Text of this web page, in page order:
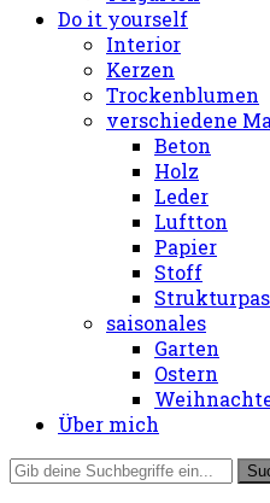
Do it yourself
Interior
Kerzen
Trockenblumen
verschiedene
Beton
Holz
Leder
Luftton
Papier
Stoff
saisonales
Garten
Ostern
Über mich